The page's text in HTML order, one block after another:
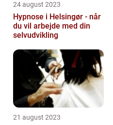
24 august 2023
Hypnose i Helsingør - når
du vil arbejde med din
selvudvikling
21 august 2023